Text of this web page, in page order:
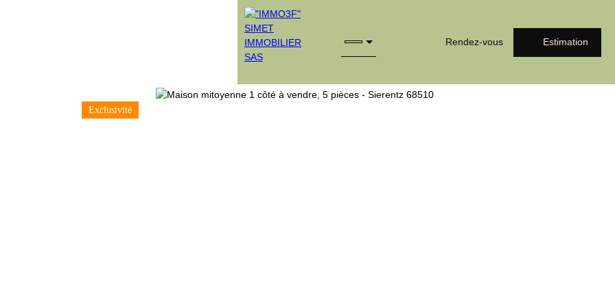
Rendez-vous Estimation
Exclusivité